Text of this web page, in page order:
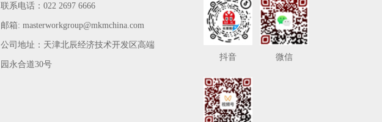
联系电话：022 2697 6666
邮箱:masterworkgroup@mkmchina.com
公司地址：天津北辰经济技术开发区高端
园永合道30号
抖音 微信